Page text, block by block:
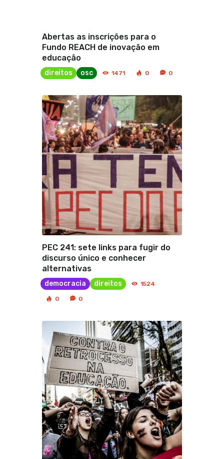
Abertas as inscrições para o
Fundo REACH de inovação em
educação
direitos osc 1471 0 0
PEC 241: sete links para fugir do
discurso único e conhecer
alternativas
democracia direitos 1524
0 0